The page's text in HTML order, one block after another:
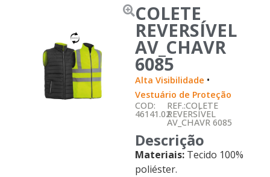
COLETE
REVERSÍVEL
AV_CHAVR
6085
Alta Visibilidade •
Vestuário de Proteção
COD:
46141.02
REF.:COLETE
REVERSÍVEL
AV_CHAVR 6085
Descrição
Materiais: Tecido 100%
poliéster.